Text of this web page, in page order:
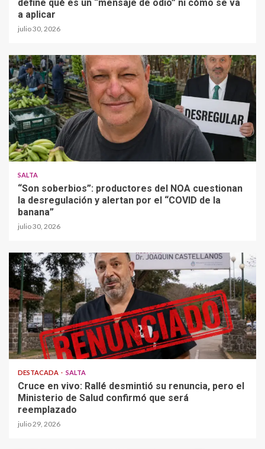
define qué es un “mensaje de odio” ni cómo se va
a aplicar
julio 30, 2026
SALTA
“Son soberbios”: productores del NOA cuestionan
la desregulación y alertan por el “COVID de la
banana”
julio 30, 2026
DESTACADA SALTA
Cruce en vivo: Rallé desmintió su renuncia, pero el
Ministerio de Salud confirmó que será
reemplazado
julio 29, 2026